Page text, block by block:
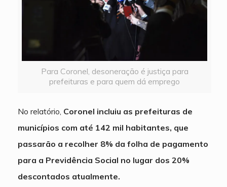
Para Coronel, desoneração é justiça para
prefeituras e para quem dá emprego
No relatório, Coronel incluiu as prefeituras de
municípios com até 142 mil habitantes, que
passarão a recolher 8% da folha de pagamento
para a Previdência Social no lugar dos 20%
descontados atualmente.